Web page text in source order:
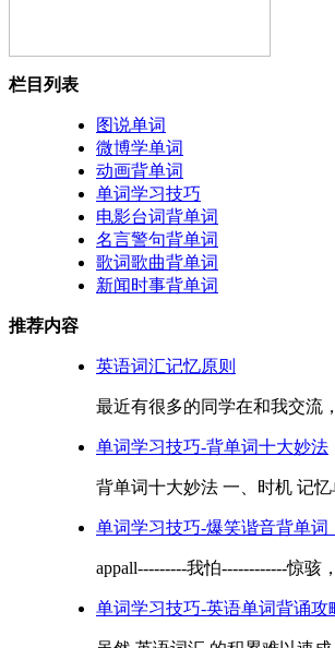
栏目列表
图说单词
微博学单词
动画背单词
单词学习技巧
电影台词背单词
名言警句背单词
歌词歌曲背单词
新闻时事背单词
推荐内容
英语词汇记忆原则
最近有很多的同学在和我交流
单词学习技巧-背单词十大妙法
背单词十大妙法 一、时机 记
单词学习技巧-爆笑谐音背单词
appall---------我怕------------惊骇
单词学习技巧-英语单词背诵攻